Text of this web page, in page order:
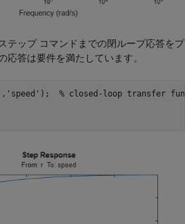
テップ コマンドまでの閉ループ応答をプ
応答は要件を満たしています。
, 'speed' ); % closed-loop transfer